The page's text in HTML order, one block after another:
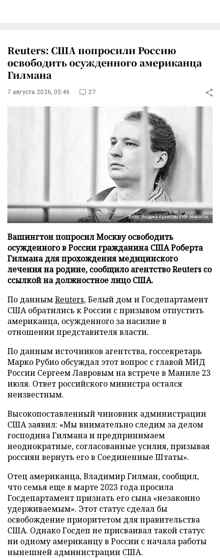
Reuters: США попросили Россию
освободить осужденного американца
Гилмана
7 августа 2026, 05:46 27
Фото: Андрей Архипов/РИА Новости
Вашингтон попросил Москву освободить
осужденного в России гражданина США Роберта
Гилмана для прохождения медицинского
лечения на родине, сообщило агентство Reuters со
ссылкой на должностное лицо США.
По даннымReuters, Белый дом и Госдепартамент
США обратились к России с призывом отпустить
американца, осужденного за насилие в
отношении представителя власти.
По данным источников агентства, госсекретарь
Марко Рубио обсуждал этот вопрос с главой МИД
России Сергеем Лавровым на встрече в Маниле 23
июля. Ответ российского министра остался
неизвестным.
Высокопоставленный чиновник администрации
США заявил: «Мы внимательно следим за делом
господина Гилмана и предпринимаем
неоднократные, согласованные усилия, призывая
россиян вернуть его в Соединенные Штаты».
Отец американца, Владимир Гилман, сообщил,
что семья еще в марте 2023 года просила
Госдепартамент признать его сына «незаконно
удерживаемым». Этот статус сделал бы
освобождение приоритетом для правительства
США. Однако Госдеп не присваивал такой статус
ни одному американцу в России с начала работы
нынешней администрации США.